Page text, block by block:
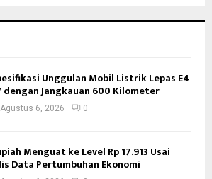
Unggulan Mobil Listrik Lepas E4
dengan Jangkauan 600 Kilometer
Agustus 6, 2026 0
Menguat ke Level Rp 17.913 Usai
Data Pertumbuhan Ekonomi